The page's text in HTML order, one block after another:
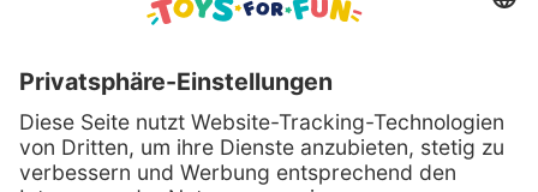
Sicher bezahlen mit: